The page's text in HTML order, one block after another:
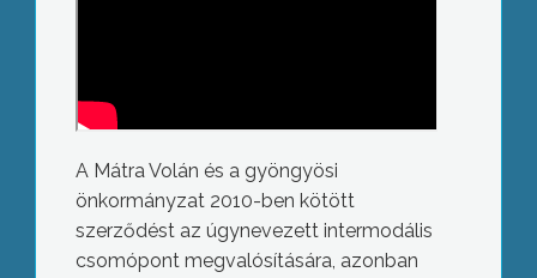
A Mátra Volán és a gyöngyösi
önkormányzat 2010-ben kötött
szerződést az úgynevezett intermodális
csomópont megvalósítására, azonban